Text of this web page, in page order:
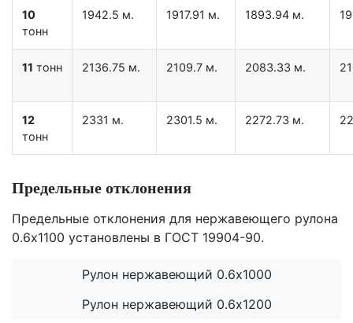
10
тонн
1942.5 м. 1917.91 м. 1893.94 м.
11 тонн 2136.75 м. 2109.7 м. 2083.33 м.
12
тонн
2331 м. 2301.5 м. 2272.73 м.
Предельные отклонения
Предельные отклонения для нержавеющего рулона
0.6х1100 установлены в ГОСТ 19904-90.
Рулон нержавеющий 0.6х1000
Рулон нержавеющий 0.6х1200